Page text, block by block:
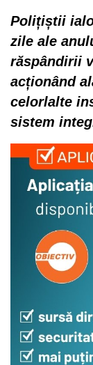
Polițiștii
zile ale
răspândirii
acționând
celorlalte
sistem